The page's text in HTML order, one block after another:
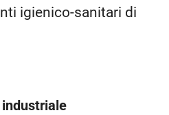
igienico-sanitari di